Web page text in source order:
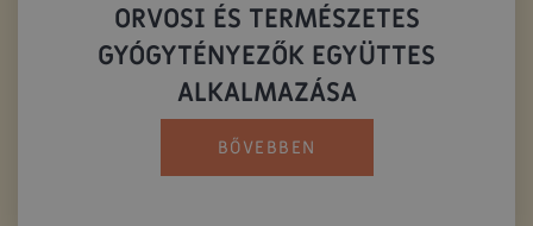
ORVOSI ÉS TERMÉSZETES
GYÓGYTÉNYEZŐK EGYÜTTES
ALKALMAZÁSA
BŐVEBBEN